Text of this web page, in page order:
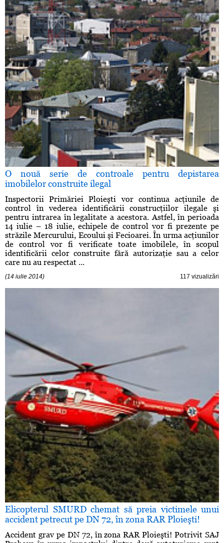
O nouă serie de controale pentru depistarea
imobilelor construite ilegal
Inspectorii Primăriei Ploieşti vor continua acţiunile de
control în vederea identificării construcţiilor ilegale şi
pentru intrarea în legalitate a acestora. Astfel, în perioada
14 iulie – 18 iulie, echipele de control vor fi prezente pe
străzile Mercurului, Ecoului şi Fecioarei. În urma acţiunilor
de control vor fi verificate toate imobilele, în scopul
identificării celor construite fără autorizaţie sau a celor
care nu au respectat ...
(14 iulie 2014) 117 vizualizări
Elicopterul SMURD chemat să preia victimele unui
accident petrecut pe DN 72, în zona RAR Ploieşti!
Accident grav pe DN 72, în zona RAR Ploieşti! Potrivit SAJ